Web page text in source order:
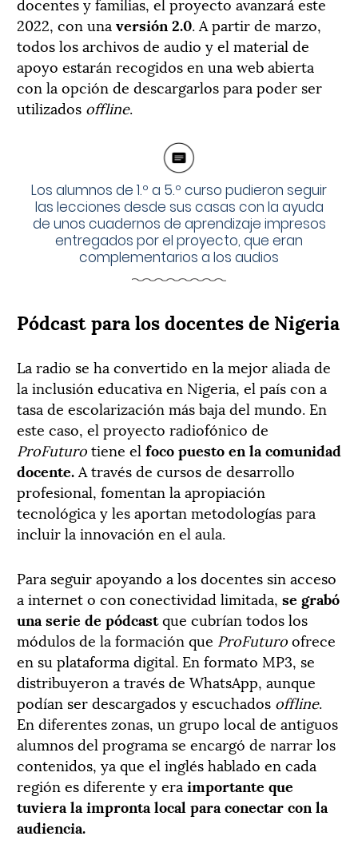
2022, con una versión 2.0. A partir de marzo,
todos los archivos de audio y el material de
apoyo estarán recogidos en una web abierta
con la opción de descargarlos para poder ser
utilizados offline.
Los alumnos de 1.º a 5.º curso pudieron seguir
las lecciones desde sus casas con la ayuda
de unos cuadernos de aprendizaje impresos
entregados por el proyecto, que eran
complementarios a los audios
Pódcast para los docentes de Nigeria
La radio se ha convertido en la mejor aliada de
la inclusión educativa en Nigeria, el país con a
tasa de escolarización más baja del mundo. En
este caso, el proyecto radiofónico de
ProFuturotiene el foco puesto en la comunidad
docente.A través de cursos de desarrollo
profesional, fomentan la apropiación
tecnológica y les aportan metodologías para
incluir la innovación en el aula.
Para seguir apoyando a los docentes sin acceso
a internet o con conectividad limitada, se grabó
una serie de pódcastque cubrían todos los
módulos de la formación que ProFuturoofrece
en su plataforma digital. En formato MP3, se
distribuyeron a través de WhatsApp, aunque
podían ser descargados y escuchados offline.
En diferentes zonas, un grupo local de antiguos
alumnos del programa se encargó de narrar los
contenidos, ya que el inglés hablado en cada
región es diferente y era importante que
tuviera la impronta local para conectar con la
audiencia.